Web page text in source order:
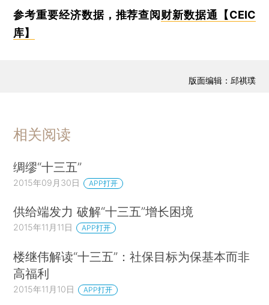
参考重要经济数据，推荐查阅 财新数据通【CEIC
库】
版面编辑：邱祺璞
相关阅读
绸缪“十三五”
2015年09月30日 APP打开
供给端发力 破解“十三五”增长困境
2015年11月11日 APP打开
楼继伟解读“十三五”：社保目标为保基本而非
高福利
2015年11月10日 APP打开